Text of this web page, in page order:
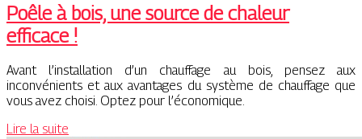
Poêle à bois, une source de chaleur
efficace !
Avant l’installation d’un chauffage au bois, pensez aux
inconvénients et aux avantages du système de chauffage que
vous avez choisi. Optez pour l’économique.
Lire la suite